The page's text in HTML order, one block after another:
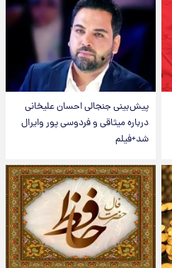
پیش‌بینی جنجالی احسان علیخانی
درباره میثاقی و فردوسی پور وایرال
شد+فیلم